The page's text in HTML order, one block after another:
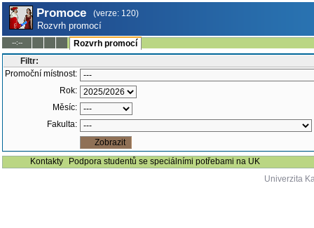
Promoce (verze: 120)
Rozvrh promocí
--:--
Rozvrh promocí
Filtr:
Promoční místnost:
Rok:
Měsíc:
Fakulta:
Kontakty
Podpora studentů se speciálními potřebami na UK
Univerzita